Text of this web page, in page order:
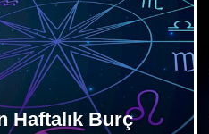
Haftalık Burç